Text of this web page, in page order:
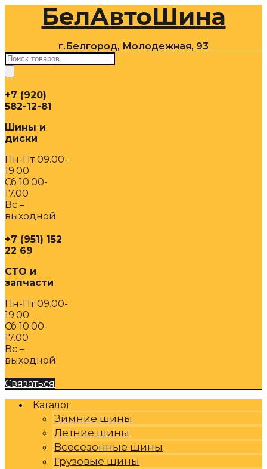
содержимомуБелАвтоШина
г.Белгород, Молодежная, 93
Поиск
товаров
+7 (920)
582-12-81
Шины и
диски
Пн-Пт 09.00-
19.00
Сб 10.00-
17.00
Вс –
выходной
+7 (951) 152
22 69
СТО и
запчасти
Пн-Пт 09.00-
19.00
Сб 10.00-
17.00
Вс –
выходной
Связаться
Каталог
Зимние шины
Летние шины
Всесезонные шины
Грузовые шины